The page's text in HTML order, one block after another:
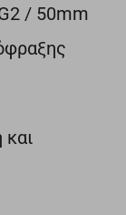
/ 50mm